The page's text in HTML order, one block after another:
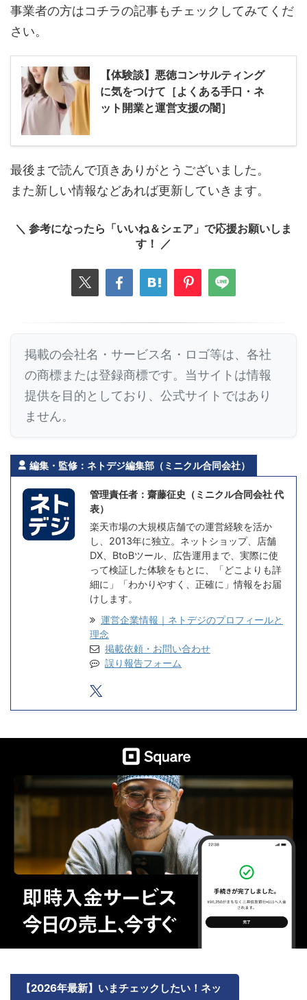
事業者の方はコチラの記事もチェックしてみてくだ
さい。
【体験談】悪徳コンサルティング
に気をつけて［よくある手口・ネ
ット開業と運営支援の闇］
最後まで読んで頂きありがとうございました。
また新しい情報などあれば更新していきます。
＼ 参考になったら「いいね＆シェア」で応援お願いしま
す！ ／
掲載の会社名・サービス名・ロゴ等は、各社
の商標または登録商標です。当サイトは情報
提供を目的としており、公式サイトではあり
ません。
編集・監修：ネトデジ編集部（ミニクル合同会社）
管理責任者：齋藤征史（ミニクル合同会社 代
表）
楽天市場の大規模店舗での運営経験を活か
し、2013年に独立。ネットショップ、店舗
DX、BtoBツール、広告運用まで、実際に使
って検証した体験をもとに、「どこよりも詳
細に」「わかりやすく、正確に」情報をお届
けします。
運営企業情報｜ネトデジのプロフィールと
理念
掲載依頼・お問い合わせ
誤り報告フォーム
【2026年最新】いまチェックしたい！ネッ